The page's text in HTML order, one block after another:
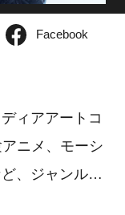
Facebook
ィアアートコ
ニメ、モーシ
、ジャンルも